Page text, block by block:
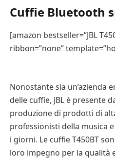
Cuffie Bluetooth
[amazon bestseller=”JBL
ribbon=”none”
Nonostante sia un’azienda
delle cuffie, JBL è presente
produzione di prodotti di
professionisti della musica
i giorni. Le cuffie T450BT
loro impegno per la qualità